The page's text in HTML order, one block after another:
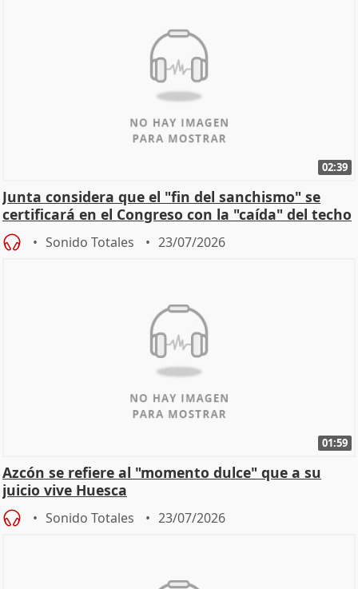
02:39
Junta considera que el "fin del sanchismo" se
certificará en el Congreso con la "caída" del techo
de
Sonido Totales 23/07/2026
01:59
Azcón se refiere al "momento dulce" que a su
juicio vive Huesca
Sonido Totales 23/07/2026